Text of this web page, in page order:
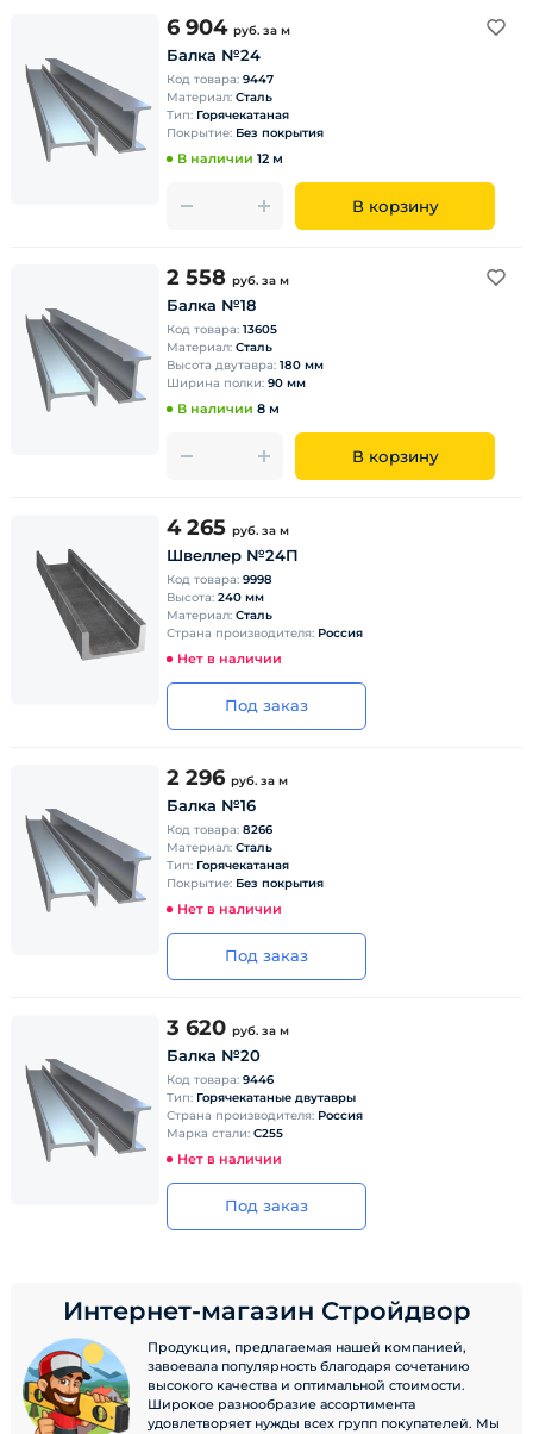
6 904 руб. за м
Балка №24
Код товара: 9447
Материал: Сталь
Тип: Горячекатаная
Покрытие: Без покрытия
В наличии 12 м
В корзину
2 558 руб. за м
Балка №18
Код товара: 13605
Материал: Сталь
Высота двутавра: 180 мм
Ширина полки: 90 мм
В наличии 8 м
В корзину
4 265 руб. за м
Швеллер №24П
Код товара: 9998
Высота: 240 мм
Материал: Сталь
Страна производителя: Россия
Нет в наличии
Под заказ
2 296 руб. за м
Балка №16
Код товара: 8266
Материал: Сталь
Тип: Горячекатаная
Покрытие: Без покрытия
Нет в наличии
Под заказ
3 620 руб. за м
Балка №20
Код товара: 9446
Тип: Горячекатаные двутавры
Страна производителя: Россия
Марка стали: С255
Нет в наличии
Под заказ
Интернет-магазин Стройдвор
Продукция, предлагаемая нашей компанией,
завоевала популярность благодаря сочетанию
высокого качества и оптимальной стоимости.
Широкое разнообразие ассортимента
удовлетворяет нужды всех групп покупателей. Мы